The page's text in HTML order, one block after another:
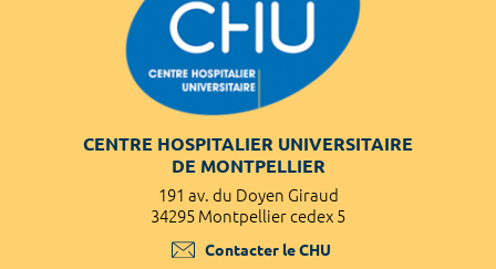
CENTRE HOSPITALIER UNIVERSITAIRE
DE MONTPELLIER
191 av. du Doyen Giraud
34295 Montpellier cedex 5
Contacter le CHU